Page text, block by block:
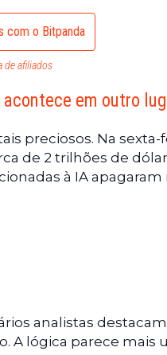
com o Bitpanda
de afiliados
em outro
preciosos. Na sexta-
de 2 trilhões de
à IA apagaram
analistas
A lógica parece mais